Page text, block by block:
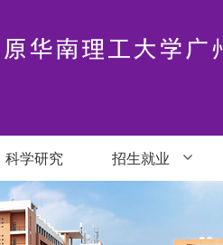
科学研究 招生就业